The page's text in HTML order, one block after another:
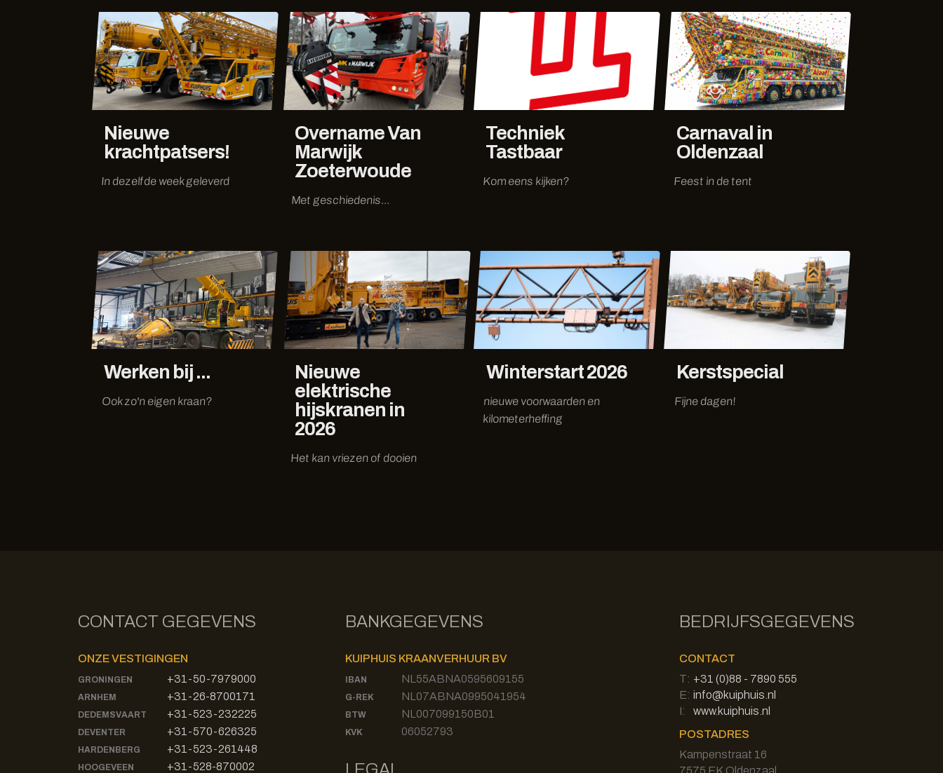
Nieuwe
krachtpatsers!
In dezelfde week geleverd
Overname Van
Marwijk
Zoeterwoude
Met geschiedenis...
Techniek
Tastbaar
Kom eens kijken?
Carnaval in
Oldenzaal
Feest in de tent
Werken bij ...
Ook zo'n eigen kraan?
Nieuwe
elektrische
hijskranen in
2026
Het kan vriezen of dooien
Winterstart 2026
nieuwe voorwaarden en
kilometerheffing
Kerstspecial
Fijne dagen!
CONTACT GEGEVENS
ONZE VESTIGINGEN
GRONINGEN +31-50-7979000
ARNHEM +31-26-8700171
DEDEMSVAART +31-523-232225
DEVENTER +31-570-626325
HARDENBERG +31-523-261448
HOOGEVEEN +31-528-870002
BANKGEGEVENS
KUIPHUIS KRAANVERHUUR BV
IBAN NL55ABNA0595609155
G-REK NL07ABNA0995041954
BTW NL007099150B01
KVK 06052793
BEDRIJFSGEGEVENS
CONTACT
T: +31 (0)88 - 7890 555
E: info@kuiphuis.nl
I:
www.kuiphuis.nl
POSTADRES
Kampenstraat 16
7575 EK Oldenzaal